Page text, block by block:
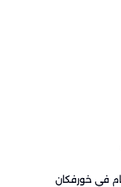
في خورفكان